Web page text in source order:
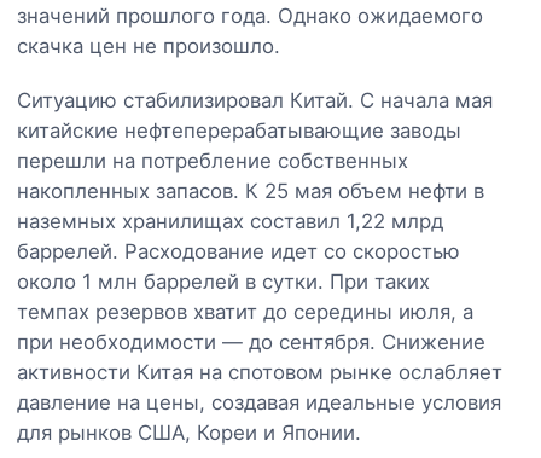
значений прошлого года. Однако ожидаемого
скачка цен не произошло.
Ситуацию стабилизировал Китай. С начала мая
китайские нефтеперерабатывающие заводы
перешли на потребление собственных
накопленных запасов. К 25 мая объем нефти в
наземных хранилищах составил 1,22 млрд
баррелей. Расходование идет со скоростью
около 1 млн баррелей в сутки. При таких
темпах резервов хватит до середины июля, а
при необходимости — до сентября. Снижение
активности Китая на спотовом рынке ослабляет
давление на цены, создавая идеальные условия
для рынков США, Кореи и Японии.